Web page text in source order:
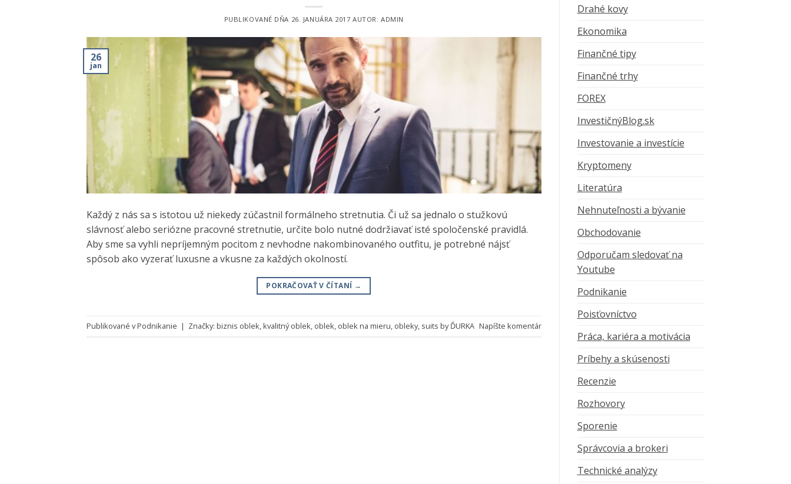
PUBLIKOVANÉ DŇA 26. JANUÁRA 2017 AUTOR:ADMIN
26
jan
Každý z nás sa s istotou už niekedy zúčastnil formálneho stretnutia. Či už sa jednalo o stužkovú
slávnosť alebo seriózne pracovné stretnutie, určite bolo nutné dodržiavať isté spoločenské pravidlá.
Aby sme sa vyhli nepríjemným pocitom z nevhodne nakombinovaného outfitu, je potrebné nájsť
spôsob ako vyzerať luxusne a vkusne za každých okolností.
POKRAČOVAŤ V ČÍTANÍ →
Publikované vPodnikanie | Značky: biznis oblek,kvalitný oblek, oblek, oblek na mieru, obleky, suits by ĎURKA Napíšte komentár
Drahé kovy
Ekonomika
Finančné tipy
Finančné trhy
FOREX
InvestičnýBlog.sk
Investovanie a investície
Kryptomeny
Literatúra
Nehnuteľnosti a bývanie
Obchodovanie
Odporučam sledovať na
Youtube
Podnikanie
Poisťovníctvo
Práca, kariéra a motivácia
Príbehy a skúsenosti
Recenzie
Rozhovory
Sporenie
Správcovia a brokeri
Technické analýzy